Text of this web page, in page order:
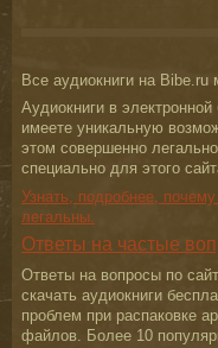
Все аудиокниги на Bibe.ru
Аудиокниги в
имеете уникальную
этом совершенно
специально для этого
Узнать, подробнее,
легальны.
Ответы на частые
Ответы на вопросы по
скачать аудиокниги
проблем при распаковке
файлов. Более 10